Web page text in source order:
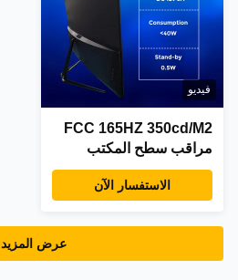
فيديو
FCC 165HZ 350cd/M2
مراقب سطح المكتب
للألعاب Usd Hdmi DP
للكافيين على الإنترنت
الاستفسار الآن
عرض المزيد